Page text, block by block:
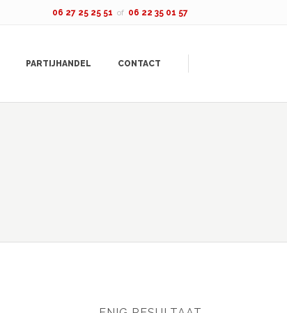
06 27 25 25 51 of 06 22 35 01 57
PARTIJHANDEL CONTACT